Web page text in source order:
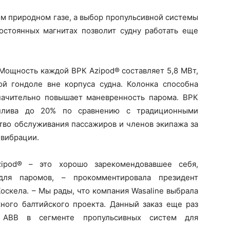
природном газе, а выбор пропульсивной системы
магнитах позволит судну работать еще
каждой ВРК Azipod® составляет 5,8 МВт,
гондоле вне корпуса судна. Колонка способна
повышает маневренность парома. ВРК
до 20% по сравнению с традиционными
обслуживания пассажиров и членов экипажа за
– это хорошо зарекомендовавшее себя,
паромов, – прокомментировала президент
– Мы рады, что компания Wasaline выбрала
балтийского проекта. Данный заказ еще раз
в сегменте пропульсивных систем для